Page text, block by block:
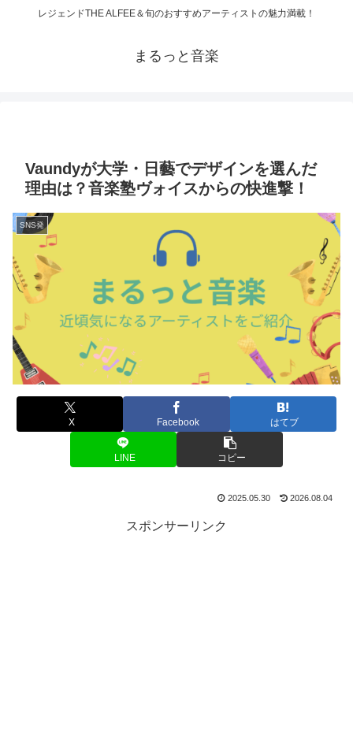
レジェンドTHE ALFEE＆旬のおすすめアーティストの魅力満載！
まるっと音楽
Vaundyが大学・日藝でデザインを選んだ
理由は？音楽塾ヴォイスからの快進撃！
SNS発
X Facebook はてブ
LINE コピー
2025.05.30 2026.08.04
スポンサーリンク